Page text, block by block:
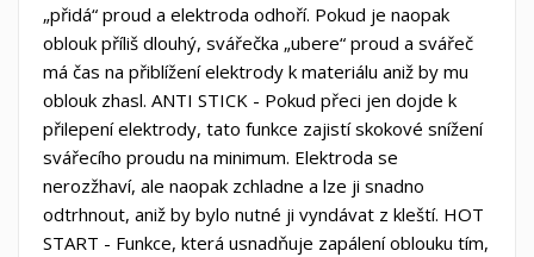
„přidá“ proud a elektroda odhoří. Pokud je naopak
oblouk příliš dlouhý, svářečka „ubere“ proud a svářeč
má čas na přiblížení elektrody k materiálu aniž by mu
oblouk zhasl. ANTI STICK - Pokud přeci jen dojde k
přilepení elektrody, tato funkce zajistí skokové snížení
svářecího proudu na minimum. Elektroda se
nerozžhaví, ale naopak zchladne a lze ji snadno
odtrhnout, aniž by bylo nutné ji vyndávat z kleští. HOT
START - Funkce, která usnadňuje zapálení oblouku tím,